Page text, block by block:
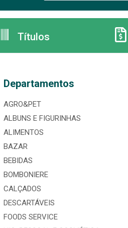
Títulos
Departamentos
AGRO&PET
ALBUNS E FIGURINHAS
ALIMENTOS
BAZAR
BEBIDAS
BOMBONIERE
CALÇADOS
DESCARTÁVEIS
FOODS SERVICE